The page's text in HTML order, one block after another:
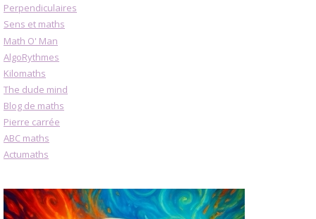
Perpendiculaires
Sens et maths
Math O' Man
AlgoRythmes
Kilomaths
The dude mind
Blog de maths
Pierre carrée
ABC maths
Actumaths